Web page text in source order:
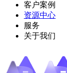
客户案例
资源中心
服务
关于我们